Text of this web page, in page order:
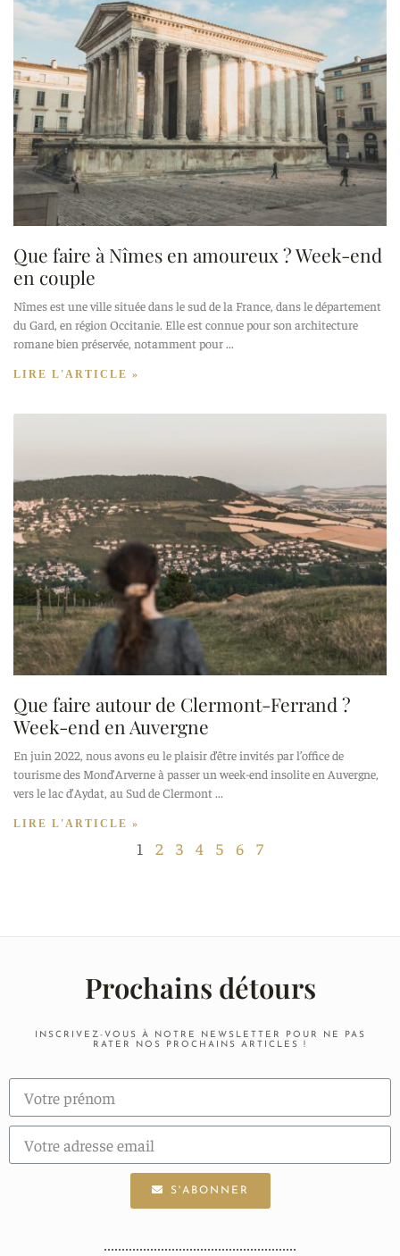
Que faire à Nîmes en amoureux ? Week-end
en couple
Nîmes est une ville située dans le sud de la France, dans le département
du Gard, en région Occitanie. Elle est connue pour son architecture
romane bien préservée, notamment pour
LIRE L'ARTICLE »
Que faire autour de Clermont-Ferrand ?
Week-end en Auvergne
En juin 2022, nous avons eu le plaisir d’être invités par l’office de
tourisme des Mond’Arverne à passer un week-end insolite en Auvergne,
vers le lac d’Aydat, au Sud de Clermont
LIRE L'ARTICLE »
1 2 3 4 5 6 7
Prochains détours
INSCRIVEZ-VOUS À NOTRE NEWSLETTER POUR NE PAS
RATER NOS PROCHAINS ARTICLES !
S'ABONNER